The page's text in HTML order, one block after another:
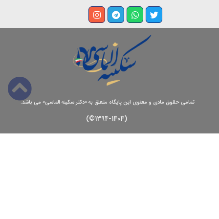
تمامی حقوق مادی و معنوی این پایگاه متعلق به «دکتر سکینه الماسی» می باشد.
(1394-1404©)